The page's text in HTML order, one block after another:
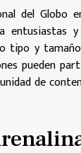
del Globo
entusiastas
y
pueden
de